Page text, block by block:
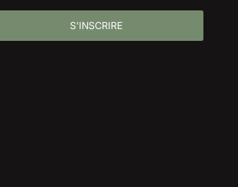
S'INSCRIRE